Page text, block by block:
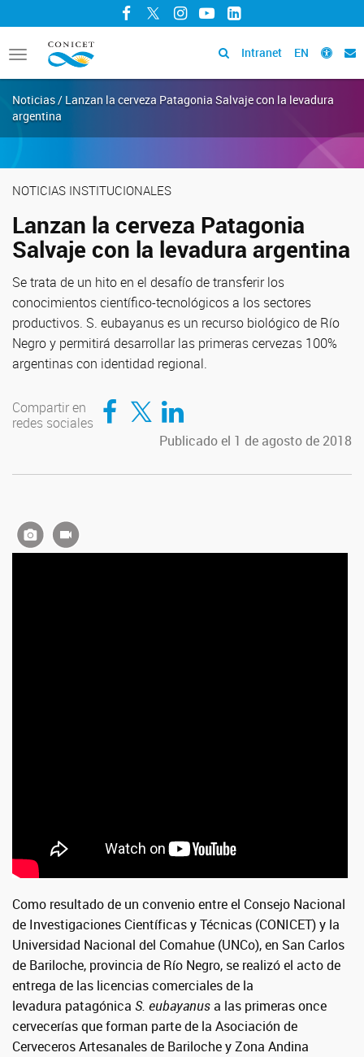
Facebook
TwitterInstagram
YouTubeLinkedIn
Toggle
navigation
Intranet EN
Noticias / Lanzan la cerveza Patagonia Salvaje con la levadura
argentina
NOTICIAS INSTITUCIONALES
Lanzan la cerveza Patagonia
Salvaje con la levadura argentina
Se trata de un hito en el desafío de transferir los
conocimientos científico-tecnológicos a los sectores
productivos. S. eubayanus es un recurso biológico de Río
Negro y permitirá desarrollar las primeras cervezas 100%
argentinas con identidad regional.
Compartir en
redes sociales
Compartir en Facebook
Compartir en TwitterCompartir en LinkedIn
Publicado el 1 de agosto de 2018
Como resultado de un convenio entre el Consejo Nacional
de Investigaciones Científicas y Técnicas (CONICET) y la
Universidad Nacional del Comahue (UNCo), en San Carlos
de Bariloche, provincia de Río Negro, se realizó el acto de
entrega de las licencias comerciales de la
levadura patagónica S. eubayanusa las primeras once
cervecerías que forman parte de la Asociación de
Cerveceros Artesanales de Bariloche y Zona Andina